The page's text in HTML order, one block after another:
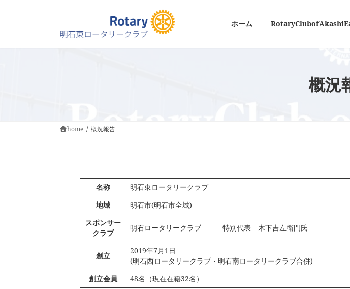
ホーム
概況
home 概況報告
名称
明石東ロータリークラブ
地域
明石市(明石市全域)
スポンサー
クラブ
明石ロータリークラブ 特別代表 木下吉左衛門氏
創立
2019年7月1日
(明石西ロータリークラブ・明石南ロータリークラブ合併)
創立会員
48名（現在在籍32名）